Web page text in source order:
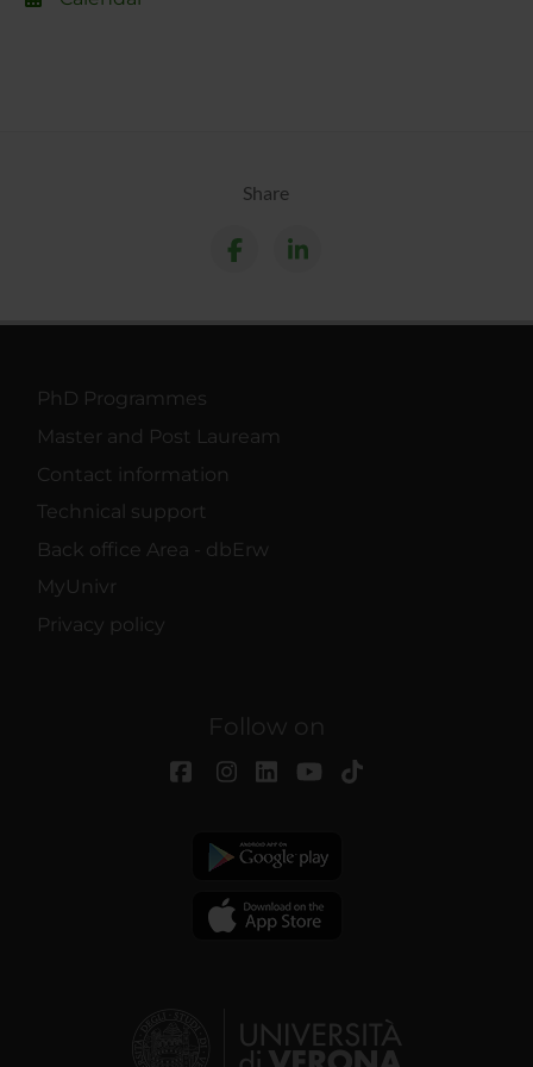
Share
PhD Programmes
Master and Post Lauream
Contact information
Technical support
Back office Area - dbErw
MyUnivr
Privacy policy
Follow on